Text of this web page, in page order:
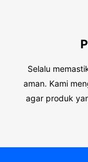
Selalu
aman. Kami
agar produk